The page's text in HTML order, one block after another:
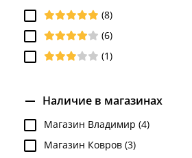
(8)
(6)
(1)
Наличие в магазинах
Магазин Владимир (4)
Магазин Ковров (3)